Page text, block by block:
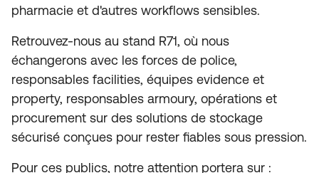
pharmacie et d'autres workflows sensibles.
Retrouvez-nous au stand R71, où nous
échangerons avec les forces de police,
responsables facilities, équipes evidence et
property, responsables armoury, opérations et
procurement sur des solutions de stockage
sécurisé conçues pour rester fiables sous pression.
Pour ces publics, notre attention portera sur :